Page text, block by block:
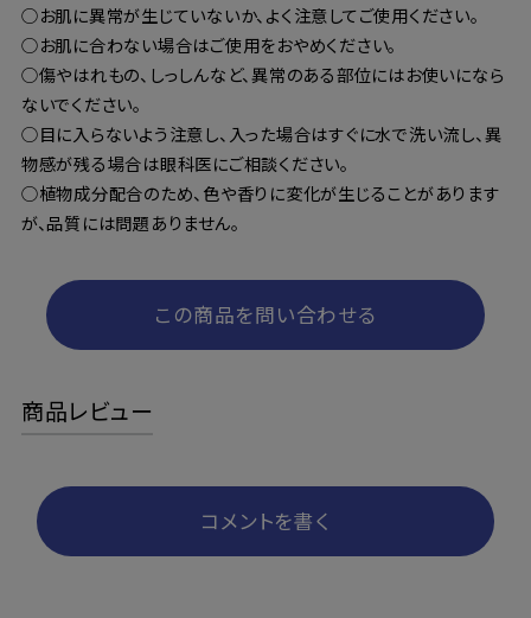
○お肌に異常が生じていないか、よく注意してご使用ください。
○お肌に合わない場合はご使用をおやめください。
○傷やはれもの、しっしんなど、異常のある部位にはお使いになら
ないでください。
○目に入らないよう注意し、入った場合はすぐに水で洗い流し、異
物感が残る場合は眼科医にご相談ください。
○植物成分配合のため、色や香りに変化が生じることがあります
が、品質には問題ありません。
この商品を問い合わせる
商品レビュー
コメントを書く